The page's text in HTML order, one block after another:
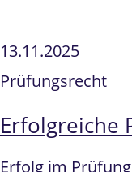
13.11.2025
Prüfungsrecht
Erfolgreiche
Erfolg im